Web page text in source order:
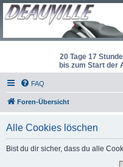
20 Tage 17
bis zum Start der
FAQ
Foren-Übersicht
Alle Cookies löschen
Bist du dir sicher, dass du alle